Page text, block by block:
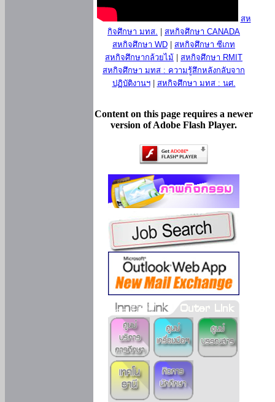
สห
กิจศึกษา มทส.
สหกิจศึกษา CANADA
สหกิจศึกษา WD
สหกิจศึกษา ซีเกท
สหกิจศึกษากล้วยไม้
สหกิจศึกษา RMIT
สหกิจศึกษา มทส : ความรู้สึกหลังกลับจาก
ปฏิบัติงานฯ| สหกิจศึกษา มทส : นศ.
Content on this page requires a newer
version of Adobe Flash Player.